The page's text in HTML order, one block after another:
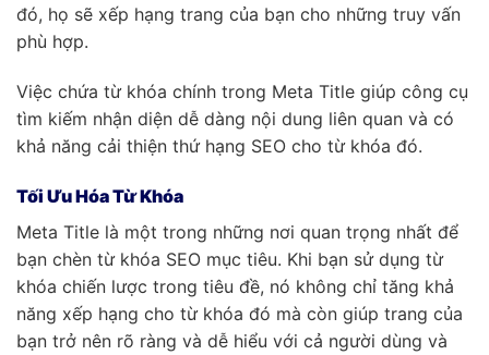
đó, họ sẽ xếp hạng trang của bạn cho những truy vấn
phù hợp.
Việc chứa từ khóa chính trong Meta Title giúp công cụ
tìm kiếm nhận diện dễ dàng nội dung liên quan và có
khả năng cải thiện thứ hạng SEO cho từ khóa đó.
Tối Ưu Hóa Từ Khóa
Meta Title là một trong những nơi quan trọng nhất để
bạn chèn từ khóa SEO mục tiêu. Khi bạn sử dụng từ
khóa chiến lược trong tiêu đề, nó không chỉ tăng khả
năng xếp hạng cho từ khóa đó mà còn giúp trang của
bạn trở nên rõ ràng và dễ hiểu với cả người dùng và